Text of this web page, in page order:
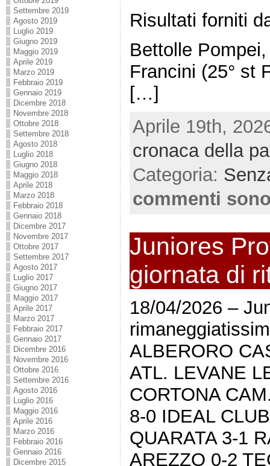
Settembre 2019
Agosto 2019
Luglio 2019
Giugno 2019
Maggio 2019
Aprile 2019
Marzo 2019
Febbraio 2019
Gennaio 2019
Dicembre 2018
Novembre 2018
Ottobre 2018
Settembre 2018
Agosto 2018
Luglio 2018
Giugno 2018
Maggio 2018
Aprile 2018
Marzo 2018
Febbraio 2018
Gennaio 2018
Dicembre 2017
Novembre 2017
Ottobre 2017
Settembre 2017
Agosto 2017
Luglio 2017
Giugno 2017
Maggio 2017
Aprile 2017
Marzo 2017
Febbraio 2017
Gennaio 2017
Dicembre 2016
Novembre 2016
Ottobre 2016
Settembre 2016
Agosto 2016
Luglio 2016
Maggio 2016
Aprile 2016
Marzo 2016
Febbraio 2016
Gennaio 2016
Dicembre 2015
Risultati forniti
Bettolle
Francini (25° st
[…]
Aprile 19th,
cronaca della
Categoria:
commenti
Juniores
giornata di
18/04/2026 –
ALBERORO
ATL. LEVANE
CORTONA
8-0 IDEAL
QUARATA 3-1
AREZZO 0-2